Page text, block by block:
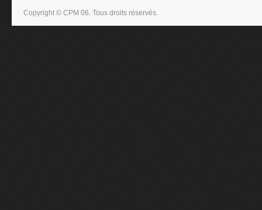
Copyright © CPM 06. Tous droits réservés.